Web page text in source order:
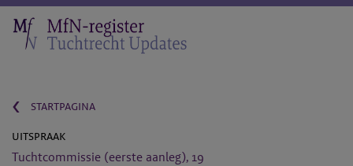
‹
startpagina
uitspraak
Tuchtcommissie (eerste aanleg), 19